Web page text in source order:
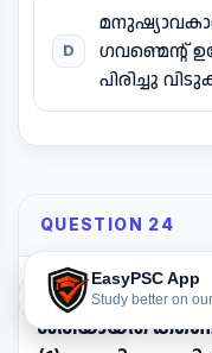
EasyPSC App
Study better on
74:53
D
ഗവണ്മെന്റ്
പിരിച്ചു
QUESTION 24
വിവരാവകാശ
ശരിയായത്